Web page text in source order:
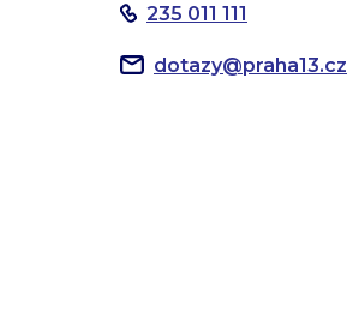
235 011 111
dotazy@praha13.cz